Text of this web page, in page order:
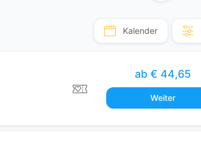
Kalender
i
ab € 44,65
Weiter